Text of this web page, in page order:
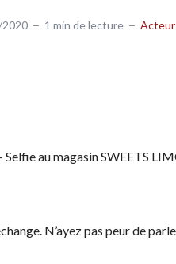
1 min de lecture
au magasin SWEETS
N’ayez pas peur de